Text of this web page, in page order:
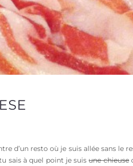
d’un resto où je suis allée sans le
sais à quel point je suisune chieuse